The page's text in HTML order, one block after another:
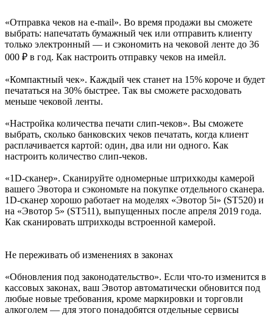
«Отправка чеков на e-mail». Во время продажи вы сможете
выбрать: напечатать бумажный чек или отправить клиенту
только электронный — и сэкономить на чековой ленте до 36
000 ₽ в год. Как настроить отправку чеков на имейл.
«Компактный чек». Каждый чек станет на 15% короче и будет
печататься на 30% быстрее. Так вы сможете расходовать
меньше чековой ленты.
«Настройка количества печати слип-чеков». Вы сможете
выбрать, сколько банковских чеков печатать, когда клиент
расплачивается картой: один, два или ни одного. Как
настроить количество слип-чеков.
«1D-сканер». Сканируйте одномерные штрихкоды камерой
вашего Эвотора и сэкономьте на покупке отдельного сканера.
1D-сканер хорошо работает на моделях «Эвотор 5i» (ST520) и
на «Эвотор 5» (ST511), выпущенных после апреля 2019 года.
Как сканировать штрихкоды встроенной камерой.
Не переживать об изменениях в законах
«Обновления под законодательство». Если что-то изменится в
кассовых законах, ваш Эвотор автоматически обновится под
любые новые требования, кроме маркировки и торговли
алкоголем — для этого понадобятся отдельные сервисы